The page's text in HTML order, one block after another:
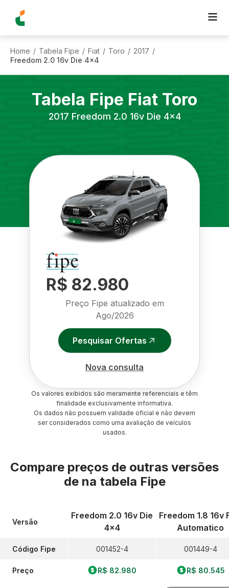
Home / Tabela Fipe / Fiat / Toro / 2017 /
Freedom 2.0 16v Die 4x4
Tabela Fipe Fiat Toro
2017 Freedom 2.0 16v Die 4x4
R$ 82.980
Preço Fipe atualizado em
Ago/2026
Pesquisar Ofertas
Nova consulta
Os valores exibidos são meramente referenciais e têm
finalidade exclusivamente informativa.
Os dados não possuem validade oficial e não devem
ser considerados como uma avaliação de veículos
usados.
Compare preços de outras versões
de na tabela Fipe
Versão
Código Fipe
Preço
Freedom 2.0 16v Die
4x4
001452-4
R$ 82.980
Freedom 1.8 16v
Automatico
001449-4
R$ 80.545